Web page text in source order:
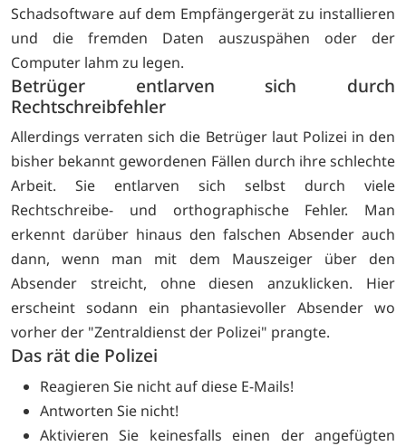
Schadsoftware auf dem Empfängergerät zu installieren
und die fremden Daten auszuspähen oder der
Computer lahm zu legen.
Betrüger entlarven sich durch
Rechtschreibfehler
Allerdings verraten sich die Betrüger laut Polizei in den
bisher bekannt gewordenen Fällen durch ihre schlechte
Arbeit. Sie entlarven sich selbst durch viele
Rechtschreibe- und orthographische Fehler. Man
erkennt darüber hinaus den falschen Absender auch
dann, wenn man mit dem Mauszeiger über den
Absender streicht, ohne diesen anzuklicken. Hier
erscheint sodann ein phantasievoller Absender wo
vorher der "Zentraldienst der Polizei" prangte.
Das rät die Polizei
Reagieren Sie nicht auf diese E-Mails!
Antworten Sie nicht!
Aktivieren Sie keinesfalls einen der angefügten